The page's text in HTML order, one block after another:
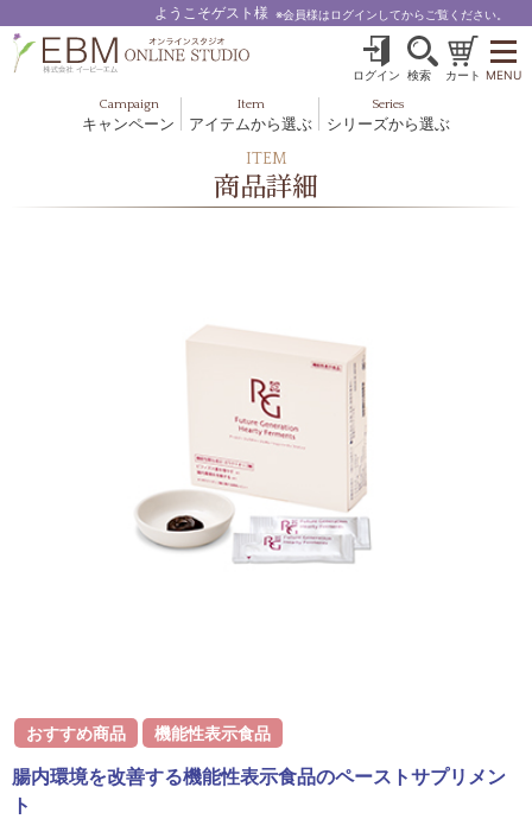
ようこそゲスト様 ※会員様はログインしてからご覧ください。
ログイン 検索 カート
Campaign
キャンペーン
Item
アイテムから選ぶ
健美食品
Series
シリーズから選ぶ
ブルームオーラ.
フェミリカ
マザーズエンブレイス
SAVC
ラボライン
ミライワ
E.E
MENU
ITEM
商品詳細
おすすめ商品 機能性表示食品
腸内環境を改善する機能性表示食品のペーストサプリメン
ト